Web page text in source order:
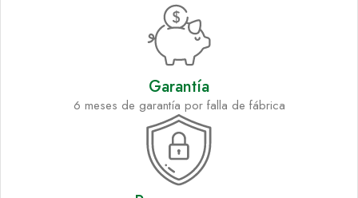
Garantía
6 meses de garantía por falla de fábrica